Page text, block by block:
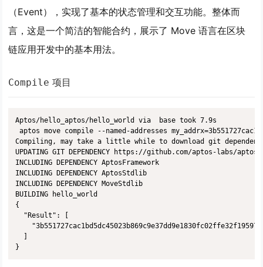
（Event），实现了基本的状态管理和交互功能。整体而
言，这是一个简洁的智能合约，展示了 Move 语言在区块
链应用开发中的基本用法。
Compile 项目
Aptos/hello_aptos/hello_world via  base took 7.9s
aptos move compile --named-addresses
Compiling, may take a little while to download git
UPDATING GIT DEPENDENCY https://github.com/aptos-labs/
INCLUDING DEPENDENCY AptosFramework
INCLUDING DEPENDENCY AptosStdlib
INCLUDING DEPENDENCY MoveStdlib
BUILDING hello_world
{
  "Result": [
}